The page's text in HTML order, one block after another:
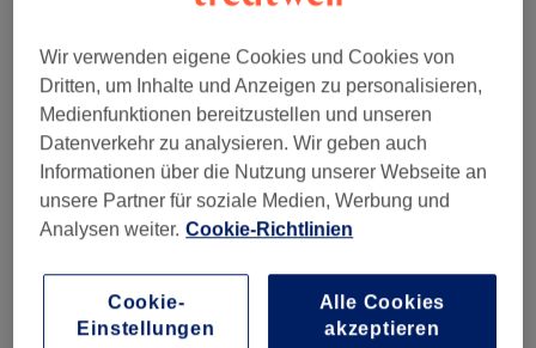
Mittwoch
09:30– 19:30
Donnerstag
09:30–19:30
Freitag
09:30–19:30
Samstag
09:30–17:30
Sonntag
Geschlossen
Zu einem rundum gepflegten Aussehen gehören sowohl
schöne Hände und Füße als auch perfekte Wimpern und
Augenbrauen. Daher hat sich Mango Nails in Berlin,
Haselhorst, genau darauf spezialisiert. Hier kannst du dir
Wir verwenden eigene Cookies und Cookies von
Dritten, um Inhalte und Anzeigen zu personalisieren,
Medienfunktionen bereitzustellen und unseren
Datenverkehr zu analysieren. Wir geben auch
Informationen über die Nutzung unserer Webseite an
unsere Partner für soziale Medien, Werbung und
Analysen weiter. Cookie-Richtlinien
Cookie-
Einstellungen
Alle Cookies
akzeptieren